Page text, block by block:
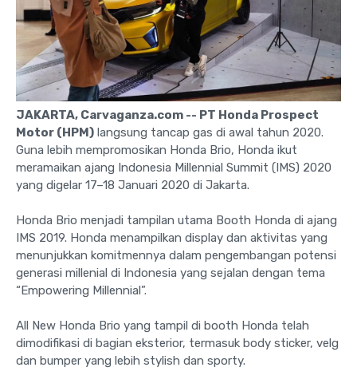
JAKARTA, Carvaganza.com -- PT Honda Prospect
Motor (HPM) langsung tancap gas di awal tahun 2020.
Guna lebih mempromosikan Honda Brio, Honda ikut
meramaikan ajang Indonesia Millennial Summit (IMS) 2020
yang digelar 17–18 Januari 2020 di Jakarta.
Honda Brio menjadi tampilan utama Booth Honda di ajang
IMS 2019. Honda menampilkan display dan aktivitas yang
menunjukkan komitmennya dalam pengembangan potensi
generasi millenial di Indonesia yang sejalan dengan tema
“Empowering Millennial”.
All New Honda Brio yang tampil di booth Honda telah
dimodifikasi di bagian eksterior, termasuk body sticker, velg
dan bumper yang lebih stylish dan sporty.